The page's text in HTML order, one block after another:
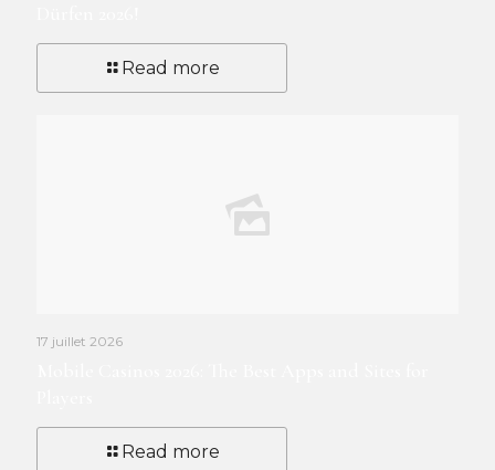
Read more
17 juillet 2026
Read more